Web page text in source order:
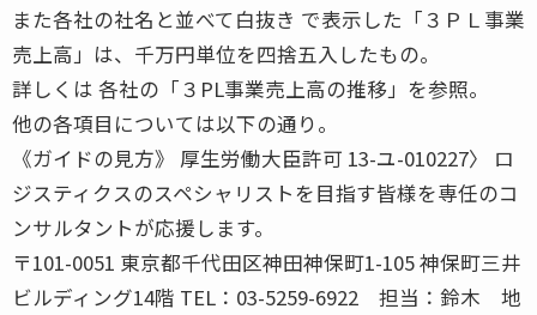
また各社の社名と並べて白抜き で表示した「３ＰＬ事業
売上高」は、千万円単位を四捨五入したもの。
詳しくは 各社の「３PL事業売上高の推移」を参照。
他の各項目については以下の通り。
《ガイドの見方》 厚生労働大臣許可 13-ユ-010227〉 ロ
ジスティクスのスペシャリストを目指す皆様を専任のコ
ンサルタントが応援します。
〒101-0051 東京都千代田区神田神保町1-105 神保町三井
ビルディング14階 TEL：03-5259-6922 担当：鈴木 地